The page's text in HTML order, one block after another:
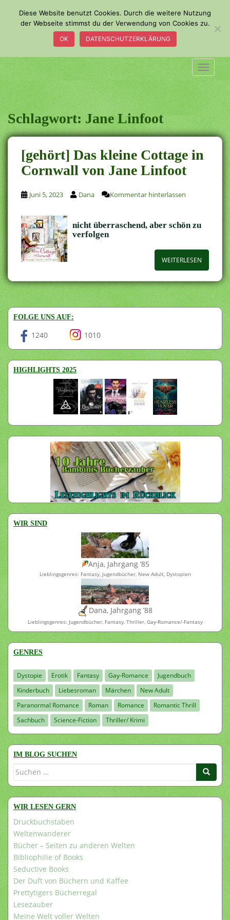
o
a
i
n
c
o
n
t
e
n
t
Schlagwort:Jane Linfoot
[gehört] Das kleine Cottage in
Cornwall von Jane Linfoot
Juni 5, 2023 Dana Kommentar hinterlassen
nicht überraschend, aber schön zu
verfolgen
WEITERLESEN
FOLGE UNS AUF:
1240 1010
HIGHLIGHTS 2025
WIR SIND
Anja, Jahrgang ’85
Lieblingsgenres: Fantasy, Jugendbücher, New Adult, Dystopien
Dana, Jahrgang ’88
Lieblingsgenres: Jugendbücher, Fantasy, Thriller, Gay-Romance/-Fantasy
GENRES
Dystopie Erotik Fantasy Gay-Romance
Jugendbuch
Kinderbuch
Liebesroman Märchen
New Adult
Paranormal Romance
Roman Romance
Romantic Thrill
Sachbuch
Science-Fiction Thriller/ Krimi
IM BLOG SUCHEN
Suchen
WIR LESEN GERN
Druckbuchstaben
Weltenwanderer
Bücher – Seiten zu anderen Welten
Bibliophilie of Books
Seductive Books
Der Duft von Büchern und Kaffee
Prettytigers Bücherregal
Lesezauber
Meine Welt voller Welten
Diese Website benutzt Cookies. Durch die weitere Nutzung
der Webseite stimmst du der Verwendung von Cookies zu.
OK DATENSCHUTZERKLÄRUNG